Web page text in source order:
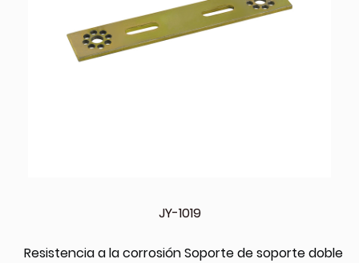
JY-1019
Resistencia a la corrosión Soporte de soporte doble